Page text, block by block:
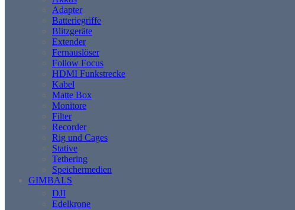
Adapter
Batteriegriffe
Blitzgeräte
Extender
Fernauslöser
Follow Focus
HDMI Funkstrecke
Kabel
Matte Box
Monitore
Filter
Recorder
Rig und Cages
Stative
Tethering
Speichermedien
GIMBALS
DJI
Edelkrone